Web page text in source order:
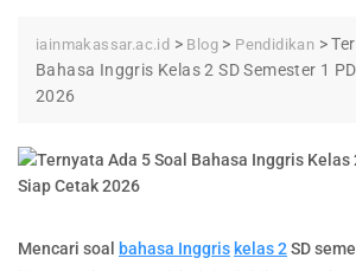
iainmakassar.ac.id > Blog > Pendidikan >
Bahasa Inggris Kelas 2 SD Semester 1
2026
Mencari soal bahasa Inggris kelas 2SD